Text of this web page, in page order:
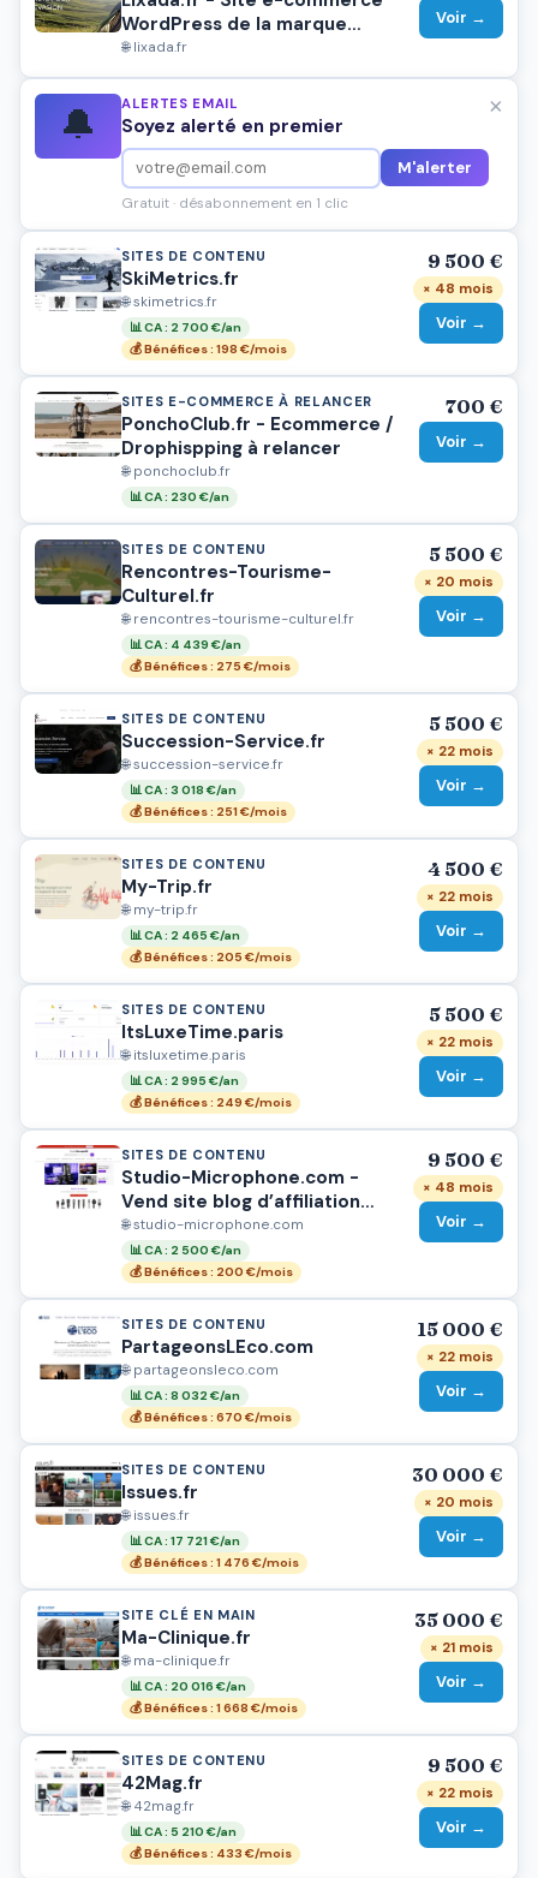
WordPress de la marque
Lixada, spécialisé dans les
accessoires de camping.
🌐 lixada.fr
Voir →
🔔 ALERTES EMAIL
Soyez alerté en premier
M'alerter
Gratuit · désabonnement en 1 clic
×
SITES DE CONTENU
SkiMetrics.fr
🌐 skimetrics.fr
📊 CA : 2 700 €/an
💰 Bénéfices : 198 €/mois
9 500 €
× 48 mois
Voir →
SITES E-COMMERCE À RELANCER
PonchoClub.fr - Ecommerce /
Drophispping à relancer
🌐 ponchoclub.fr
📊 CA : 230 €/an
700 €
Voir →
SITES DE CONTENU
Rencontres-Tourisme-
Culturel.fr
🌐 rencontres-tourisme-culturel.fr
📊 CA : 4 439 €/an
💰 Bénéfices : 275 €/mois
5 500 €
× 20 mois
Voir →
SITES DE CONTENU
Succession-Service.fr
🌐 succession-service.fr
📊 CA : 3 018 €/an
💰 Bénéfices : 251 €/mois
5 500 €
× 22 mois
Voir →
SITES DE CONTENU
My-Trip.fr
🌐 my-trip.fr
📊 CA : 2 465 €/an
💰 Bénéfices : 205 €/mois
4 500 €
× 22 mois
Voir →
SITES DE CONTENU
ItsLuxeTime.paris
🌐 itsluxetime.paris
📊 CA : 2 995 €/an
💰 Bénéfices : 249 €/mois
5 500 €
× 22 mois
Voir →
SITES DE CONTENU
Studio-Microphone.com -
Vend site blog d’affiliation
rentable – Niche Audio /
Microphone – SEO établi
🌐 studio-microphone.com
📊 CA : 2 500 €/an
💰 Bénéfices : 200 €/mois
9 500 €
× 48 mois
Voir →
SITES DE CONTENU
PartageonsLEco.com
🌐 partageonsleco.com
📊 CA : 8 032 €/an
💰 Bénéfices : 670 €/mois
15 000 €
× 22 mois
Voir →
SITES DE CONTENU
Issues.fr
🌐 issues.fr
📊 CA : 17 721 €/an
💰 Bénéfices : 1 476 €/mois
30 000 €
× 20 mois
Voir →
SITE CLÉ EN MAIN
Ma-Clinique.fr
🌐 ma-clinique.fr
📊 CA : 20 016 €/an
💰 Bénéfices : 1 668 €/mois
35 000 €
× 21 mois
Voir →
SITES DE CONTENU
42Mag.fr
🌐 42mag.fr
📊 CA : 5 210 €/an
💰 Bénéfices : 433 €/mois
9 500 €
× 22 mois
Voir →